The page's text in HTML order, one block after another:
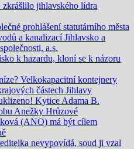
jihlavského lídra
prohlášení statutárního města
a kanalizací Jihlavsko a
a.s.
k hazardu, kloní se k názoru
Velkokapacitní kontejnery
částech Jihlavy
Kytice Adama B.
Anežky Hrůzové
(ANO) má být cílem
nevypovídá, soud ji vzal